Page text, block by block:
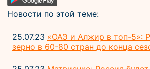
Новости по этой теме:
25.07.23 «ОАЭ и Алжир в топ-5»:
зерно в 60-80 стран до конца